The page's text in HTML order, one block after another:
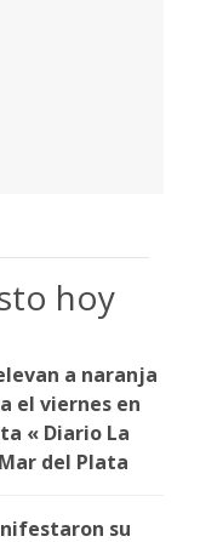
hoy
a naranja
el viernes en
« Diario La
del Plata
su